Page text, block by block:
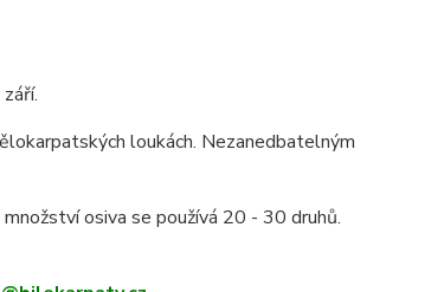
loukách. Nezanedbatelným
osiva se používá 20 - 30 druhů.